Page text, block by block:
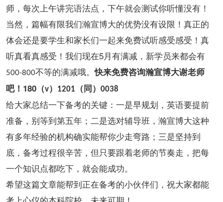
师，每次上午讲完语法点，下午就会测试你听懂没有！
当然，篇幅有限我们瀚宣博大的优势没有设限！真正的
体会还是要学生和家长们一起来免费试听感受感受！真
听真看真感受！我们现在5月有满减，新学员来都会有
500-800不等的满减哦。快来免费咨询瀚宣博大谢老师
吧！ 180 （v） 1201 （同） 0038
给大家总结一下备考的关键：一是早规划，英语要提前
准备，别等到第五年；二是选对辅导班，瀚宣博大这种
有多年经验的机构确实能帮你少走弯路；三是坚持到
底，备考过程很辛苦，但只要跟着老师的节奏走，把每
一个知识点都吃下，就会能成功。
希望这篇文章能帮到正在备考的小伙伴们，祝大家都能